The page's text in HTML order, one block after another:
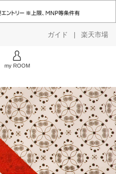
ガイド | 楽天市場
my ROOM